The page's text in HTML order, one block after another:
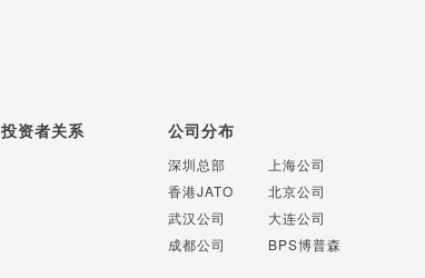
投资者关系 公司分布
深圳总部
上海公司
香港JATO
北京公司
武汉公司
大连公司
成都公司
BPS博普森